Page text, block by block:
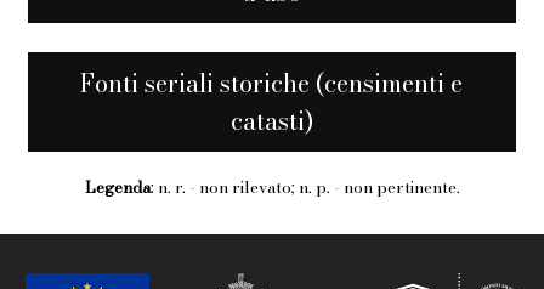
Fonti seriali storiche (censimenti e
catasti)
Legenda: n. r. - non rilevato; n. p. - non pertinente.